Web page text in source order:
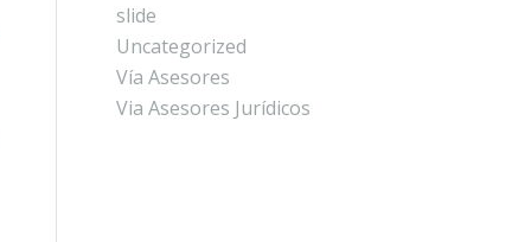
slide
Uncategorized
Vía Asesores
Via Asesores Jurídicos